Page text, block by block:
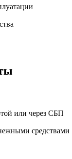
или через СБП
средствами